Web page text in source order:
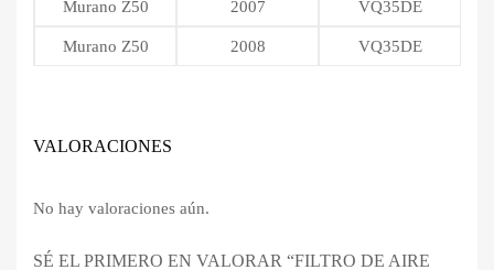
Murano Z50 2007 VQ35DE
Murano Z50 2008 VQ35DE
VALORACIONES
No hay valoraciones aún.
SÉ EL PRIMERO EN VALORAR “FILTRO DE AIRE